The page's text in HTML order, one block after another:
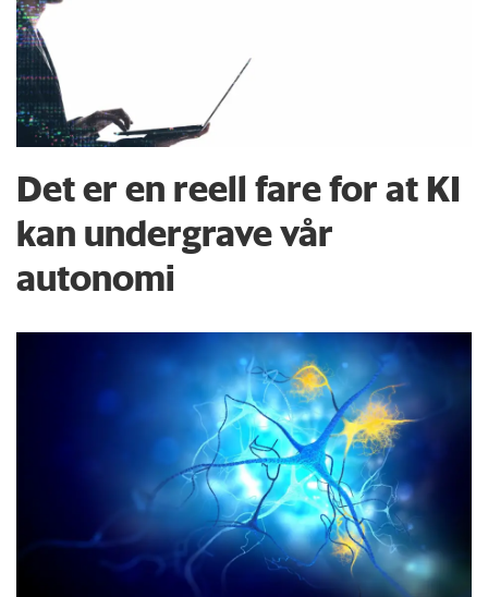
Det er en reell fare for at KI
kan undergrave vår
autonomi